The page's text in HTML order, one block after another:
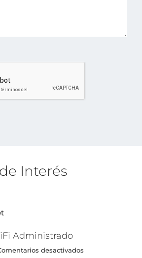
Interés
Administrado
desactivados